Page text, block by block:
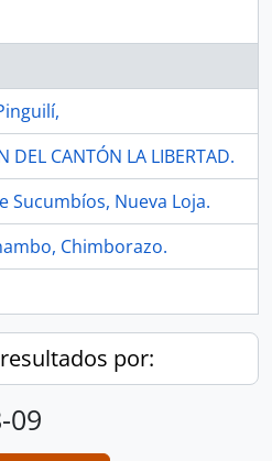
DEL CANTÓN LA LIBERTAD.
Sucumbíos, Nueva Loja.
Chimborazo.
por:
09